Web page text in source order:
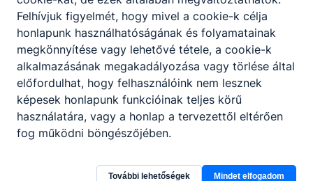
Felhívjuk figyelmét, hogy mivel a cookie-k célja
honlapunk használhatóságának és folyamatainak
megkönnyítése vagy lehetővé tétele, a cookie-k
alkalmazásának megakadályozása vagy törlése által
előfordulhat, hogy felhasználóink nem lesznek
képesek honlapunk funkcióinak teljes körű
használatára, vagy a honlap a tervezettől eltérően
fog működni böngészőjében.
További lehetőségek Mindet elfogadom